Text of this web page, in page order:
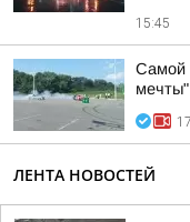
15:45
Самой
мечты"
ЛЕНТА НОВОСТЕЙ